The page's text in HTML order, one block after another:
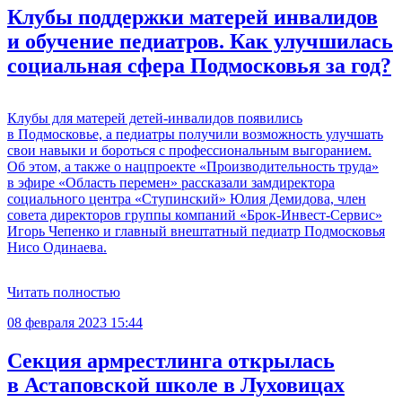
Клубы поддержки матерей инвалидов
и обучение педиатров. Как улучшилась
социальная сфера Подмосковья за год?
Клубы для матерей детей-инвалидов появились
в Подмосковье, а педиатры получили возможность улучшать
свои навыки и бороться с профессиональным выгоранием.
Об этом, а также о нацпроекте «Производительность труда»
в эфире «Область перемен» рассказали замдиректора
социального центра «Ступинский» Юлия Демидова, член
совета директоров группы компаний «Брок-Инвест-Сервис»
Игорь Чепенко и главный внештатный педиатр Подмосковья
Нисо Одинаева.
Читать полностью
08 февраля 2023 15:44
Секция армрестлинга открылась
в Астаповской школе в Луховицах